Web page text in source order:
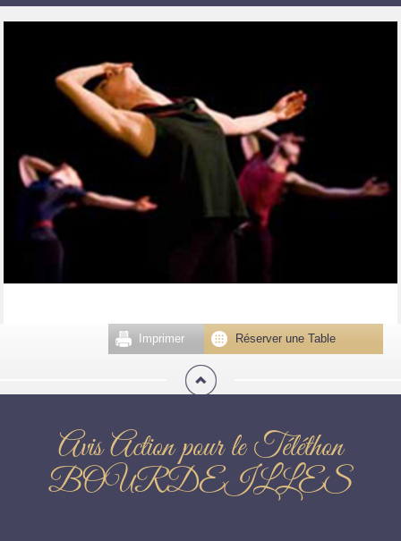
Réserver une Table
Imprimer
Avis Action pour le Téléthon
BOURDEILLES